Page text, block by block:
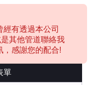
有透過本公司
其他管道聯絡我
，感謝您的配合!
單